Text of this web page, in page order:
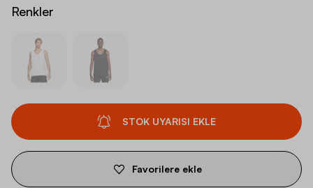
Renkler
STOK UYARISI EKLE
Favorilere ekle